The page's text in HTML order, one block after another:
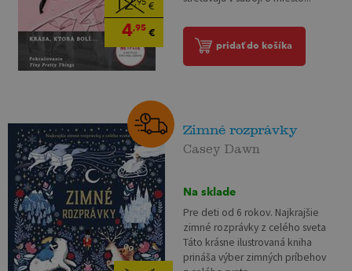
12,95 €
4,95 €
pridať do košíka
Zimné rozprávky
Casey Dawn
Na sklade
Pre deti od 6 rokov. Najkrajšie
zimné rozprávky z celého sveta
Táto krásne ilustrovaná kniha
prináša výber zimných príbehov